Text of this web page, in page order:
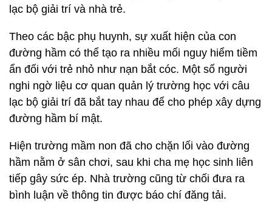
lạc bộ giải trí và nhà trẻ.
Theo các bậc phụ huynh, sự xuất hiện của con
đường hầm có thể tạo ra nhiều mối nguy hiểm tiềm
ẩn đối với trẻ nhỏ như nạn bắt cóc. Một số người
nghi ngờ liệu cơ quan quản lý trường học với câu
lạc bộ giải trí đã bắt tay nhau để cho phép xây dựng
đường hầm bí mật.
Hiện trường mầm non đã cho chặn lối vào đường
hầm nằm ở sân chơi, sau khi cha mẹ học sinh liên
tiếp gây sức ép. Nhà trường cũng từ chối đưa ra
bình luận về thông tin được báo chí đăng tải.